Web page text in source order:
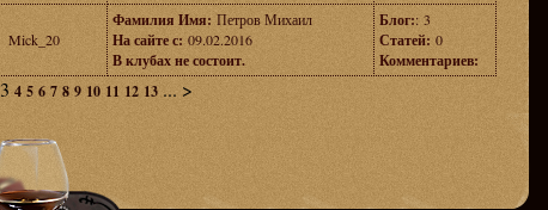
Mick_20
Фамилия Имя: Петров Михаил
На сайте с: 09.02.2016
В клубах не состоит.
Блог:: 3
Статей: 0
Комментариев:
3 4 5 6 7 8 9 10 11 12 13 ... >